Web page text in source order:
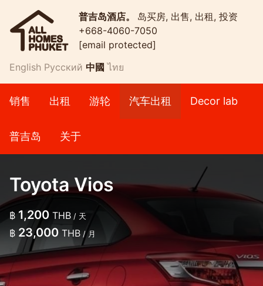
普吉岛酒店。 岛买房, 出售, 出租, 投资
+668-4060-7050
[email protected]
English Русский 中國 ไทย
销售 出租 游轮 汽车出租 Decor lab
普吉岛 关于
Toyota Vios
฿ 1,200 THB / 天
฿ 23,000 THB / 月